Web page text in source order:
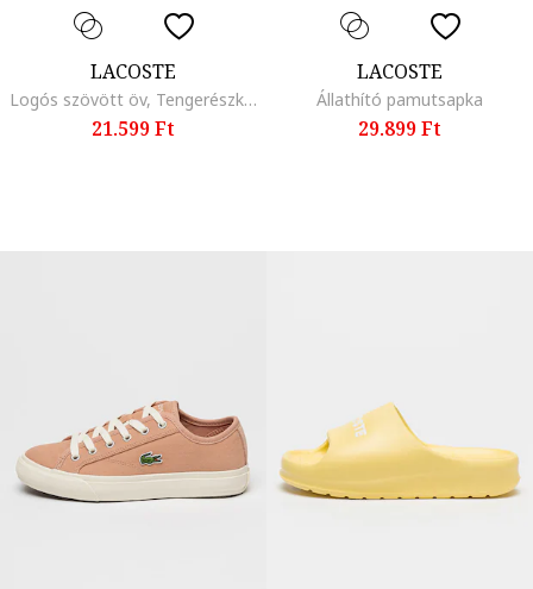
LACOSTE
Logós szövött öv, Tengerészkék
21.599 Ft
LACOSTE
Állathító pamutsapka
29.899 Ft